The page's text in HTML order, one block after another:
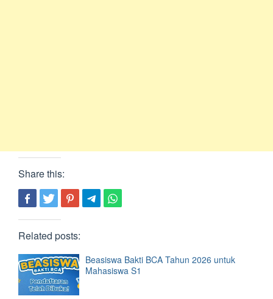
Share this:
Related posts:
Beasiswa Bakti BCA Tahun 2026 untuk
Mahasiswa S1